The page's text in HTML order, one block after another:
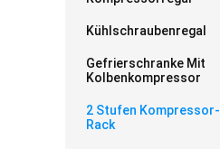
Kühlschraubenregal
Gefrierschranke Mit
Kolbenkompressor
2 Stufen Kompressor-
Rack